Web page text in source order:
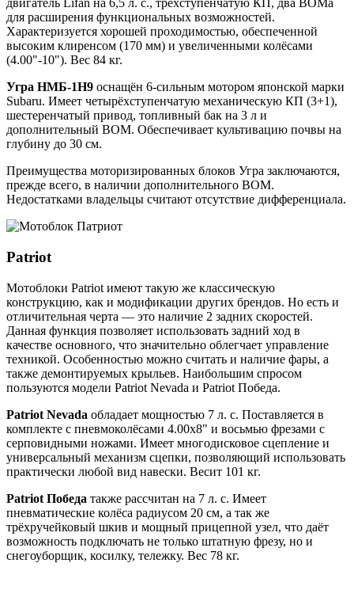
двигатель Lifan на 6,5 л. с., трёхступенчатую КП, два ВОМа
для расширения функциональных возможностей.
Характеризуется хорошей проходимостью, обеспеченной
высоким клиренсом (170 мм) и увеличенными колёсами
(4.00"-10"). Вес 84 кг.
Угра НМБ-1Н9 оснащён 6-сильным мотором японской марки
Subaru. Имеет четырёхступенчатую механическую КП (3+1),
шестеренчатый привод, топливный бак на 3 л и
дополнительный ВОМ. Обеспечивает культивацию почвы на
глубину до 30 см.
Преимущества моторизированных блоков Угра заключаются,
прежде всего, в наличии дополнительного ВОМ.
Недостатками владельцы считают отсутствие дифференциала.
Patriot
Мотоблоки Patriot имеют такую же классическую
конструкцию, как и модификации других брендов. Но есть и
отличительная черта — это наличие 2 задних скоростей.
Данная функция позволяет использовать задний ход в
качестве основного, что значительно облегчает управление
техникой. Особенностью можно считать и наличие фары, а
также демонтируемых крыльев. Наибольшим спросом
пользуются модели Patriot Nevada и Patriot Победа.
Patriot Nevada обладает мощностью 7 л. с. Поставляется в
комплекте с пневмоколёсами 4.00х8" и восьмью фрезами с
серповидными ножами. Имеет многодисковое сцепление и
универсальный механизм сцепки, позволяющий использовать
практически любой вид навески. Весит 101 кг.
Patriot Победа также рассчитан на 7 л. с. Имеет
пневматические колёса радиусом 20 см, а так же
трёхручейковый шкив и мощный прицепной узел, что даёт
возможность подключать не только штатную фрезу, но и
снегоуборщик, косилку, тележку. Вес 78 кг.